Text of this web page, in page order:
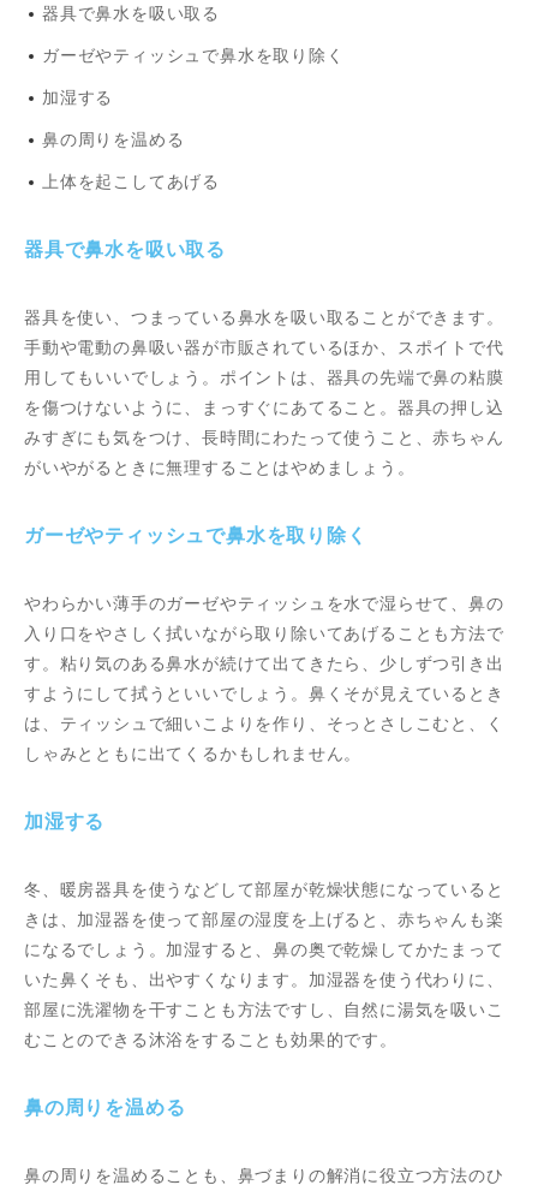
器具で鼻水を吸い取る
ガーゼやティッシュで鼻水を取り除く
加湿する
鼻の周りを温める
上体を起こしてあげる
器具で鼻水を吸い取る
器具を使い、つまっている鼻水を吸い取ることができます。
手動や電動の鼻吸い器が市販されているほか、スポイトで代
用してもいいでしょう。ポイントは、器具の先端で鼻の粘膜
を傷つけないように、まっすぐにあてること。器具の押し込
みすぎにも気をつけ、長時間にわたって使うこと、赤ちゃん
がいやがるときに無理することはやめましょう。
ガーゼやティッシュで鼻水を取り除く
やわらかい薄手のガーゼやティッシュを水で湿らせて、鼻の
入り口をやさしく拭いながら取り除いてあげることも方法で
す。粘り気のある鼻水が続けて出てきたら、少しずつ引き出
すようにして拭うといいでしょう。鼻くそが見えているとき
は、ティッシュで細いこよりを作り、そっとさしこむと、く
しゃみとともに出てくるかもしれません。
加湿する
冬、暖房器具を使うなどして部屋が乾燥状態になっていると
きは、加湿器を使って部屋の湿度を上げると、赤ちゃんも楽
になるでしょう。加湿すると、鼻の奥で乾燥してかたまって
いた鼻くそも、出やすくなります。加湿器を使う代わりに、
部屋に洗濯物を干すことも方法ですし、自然に湯気を吸いこ
むことのできる沐浴をすることも効果的です。
鼻の周りを温める
鼻の周りを温めることも、鼻づまりの解消に役立つ方法のひ